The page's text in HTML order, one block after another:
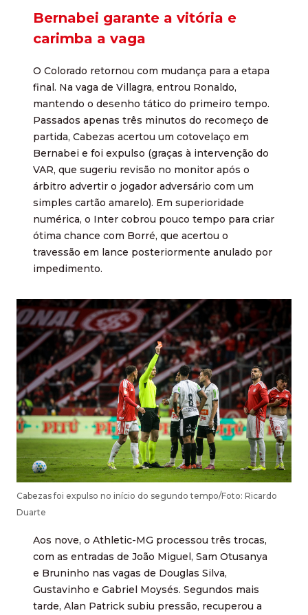
Bernabei garante a vitória e
carimba a vaga
O Colorado retornou com mudança para a etapa
final. Na vaga de Villagra, entrou Ronaldo,
mantendo o desenho tático do primeiro tempo.
Passados apenas três minutos do recomeço de
partida, Cabezas acertou um cotovelaço em
Bernabei e foi expulso (graças à intervenção do
VAR, que sugeriu revisão no monitor após o
árbitro advertir o jogador adversário com um
simples cartão amarelo). Em superioridade
numérica, o Inter cobrou pouco tempo para criar
ótima chance com Borré, que acertou o
travessão em lance posteriormente anulado por
impedimento.
Cabezas foi expulso no início do segundo tempo/Foto: Ricardo
Duarte
Aos nove, o Athletic-MG processou três trocas,
com as entradas de João Miguel, Sam Otusanya
e Bruninho nas vagas de Douglas Silva,
Gustavinho e Gabriel Moysés. Segundos mais
tarde, Alan Patrick subiu pressão, recuperou a